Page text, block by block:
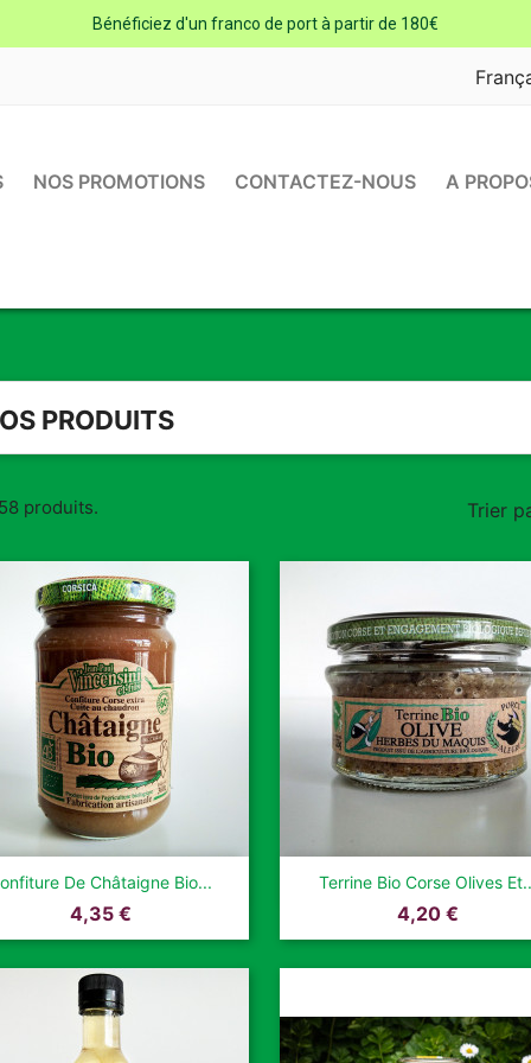
Bénéficiez d'un franco de port à partir de 180€
NOS PROMOTIONS CONTACTEZ-NOUS A
PRODUITS
produits. Trier
De Châtaigne Bio...
Prix
4,35 €
Aperçu rapide Terrine Bio Corse Olives
Prix
4,20 €
 Aperçu rapide